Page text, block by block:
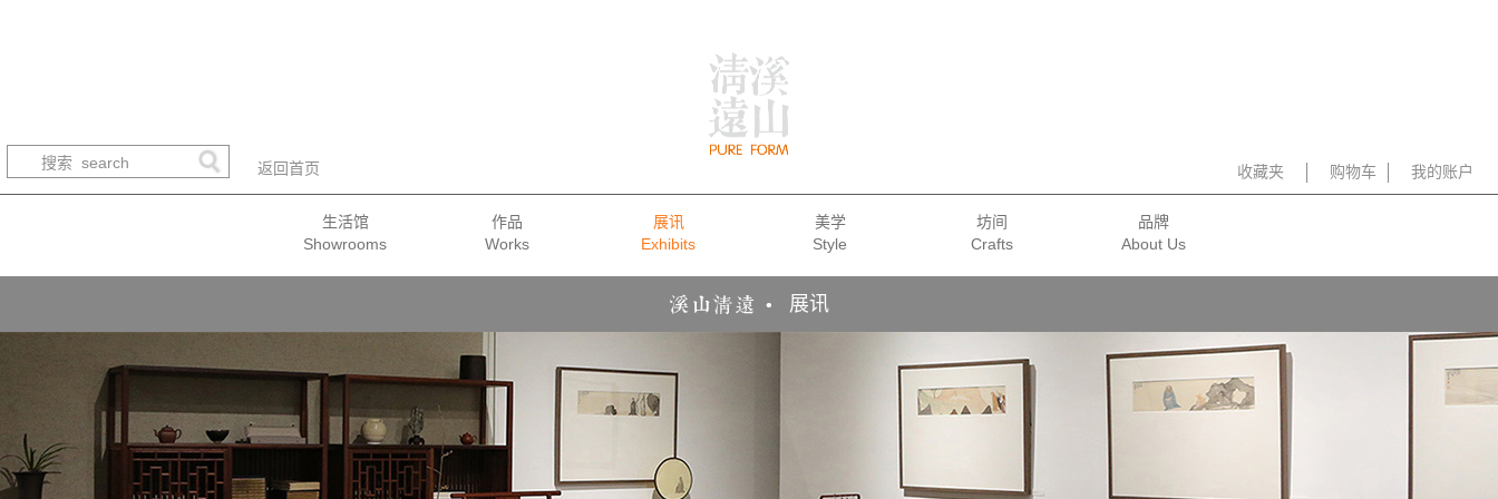
返回首页 收藏夹 购物车 我的账户
生活馆 作品 展讯 美学 坊间 品牌
展讯